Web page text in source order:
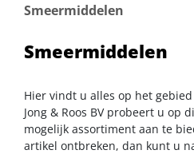
Smeermiddelen
Smeermiddelen
Hier vindt u alles op het
Jong & Roos BV probeert u op
mogelijk assortiment aan te
artikel ontbreken, dan kunt u